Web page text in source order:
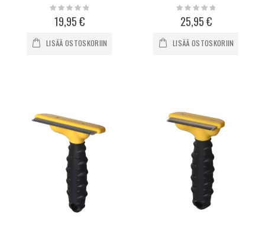
Rating:
0%
19,95 €
LISÄÄ OSTOSKORIIN
Rating:
0%
25,95 €
LISÄÄ OSTOSKORIIN